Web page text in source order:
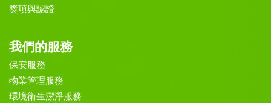
獎項與認證
我們的服務
保安服務
物業管理服務
環境衛生潔淨服務